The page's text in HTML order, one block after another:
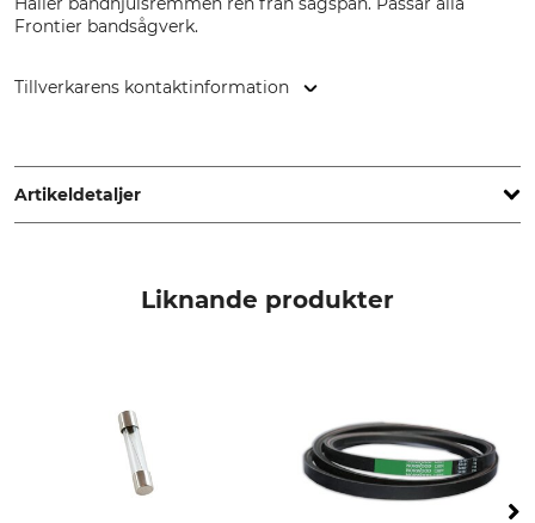
Frontier bandsågverk.
Tillverkarens kontaktinformation
www.grube.de
Artikeldetaljer
Frontier OS27
Frontier OS31
Liknande produkter